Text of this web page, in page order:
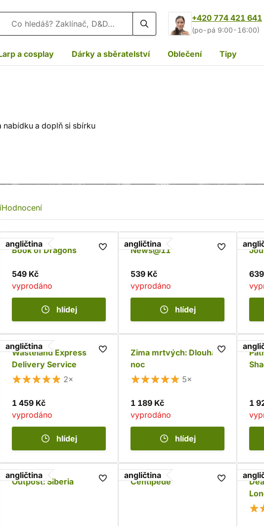
Vyhledávání
+420 774 421 641
(po-pá 9:00-16:00)
a cosplay Dárky a sběratelství Oblečení Tipy
nabídku a doplň si sbírku
Hodnocení
angličtina
Book of Dragons
549 Kč
vyprodáno
hlídej
angličtina
News@11
539 Kč
vyprodáno
hlídej
angličtina
Wasteland Express
Delivery Service
2×
1 459 Kč
vyprodáno
hlídej
Zima mrtvých: Dlouhá
noc
5×
1 189 Kč
vyprodáno
hlídej
1
angličtina
Outpost: Siberia
angličtina
Centipede